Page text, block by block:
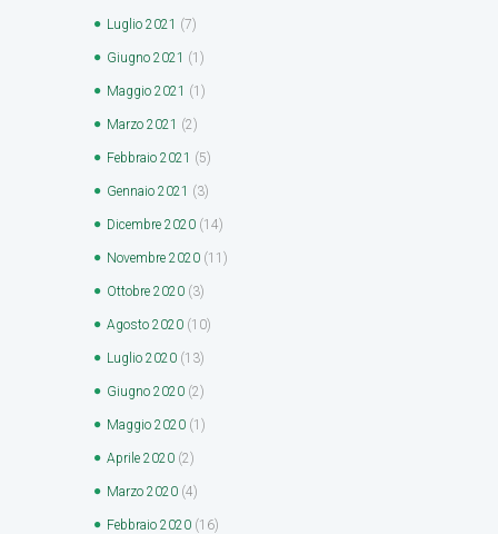
Luglio 2021 (7)
Giugno 2021 (1)
Maggio 2021 (1)
Marzo 2021 (2)
Febbraio 2021 (5)
Gennaio 2021 (3)
Dicembre 2020 (14)
Novembre 2020 (11)
Ottobre 2020 (3)
Agosto 2020 (10)
Luglio 2020 (13)
Giugno 2020 (2)
Maggio 2020 (1)
Aprile 2020 (2)
Marzo 2020 (4)
Febbraio 2020 (16)